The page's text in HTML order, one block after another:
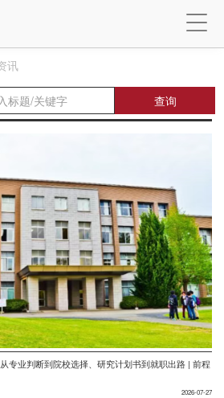
讯
查询
专业判断到院校选择、研究计划书到就职出路 | 前程
2026-07-27